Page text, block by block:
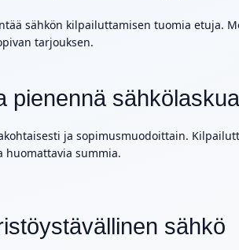
sähkön kilpailuttamisen tuomia etuja.
tarjouksen.
pienennä
ja sopimusmuodoittain.
huomattavia summia.
sähkö